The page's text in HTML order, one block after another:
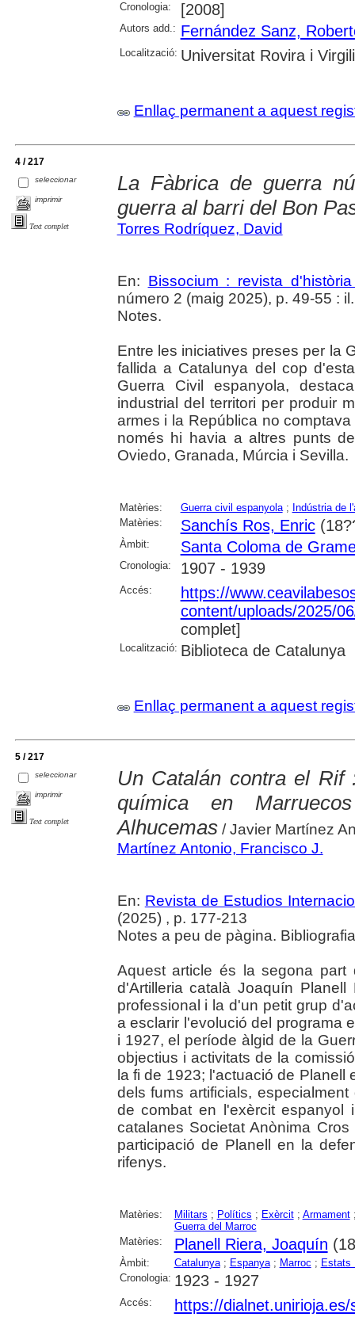
Cronologia: [2008]
Autors add.: Fernández Sanz,
Localització: Universitat Rovira i Virgili
Enllaç permanent a aquest
4 / 217
seleccionar
imprimir
Text complet
La Fàbrica de guerra
guerra al barri del Bon
Torres Rodríquez, David
En: Bissocium : revista
número 2 (maig 2025), p. 49-55 : il.
Notes.
Entre les iniciatives preses per la
fallida a Catalunya del cop
Guerra Civil espanyola,
industrial del territori per produir
armes i la República no
només hi havia a altres punts
Oviedo, Granada, Múrcia i Sevilla.
Matèries: Guerra civil espanyola; Indústria de
Matèries:
Sanchís Ros, Enric
Àmbit: Santa Coloma de
Cronologia: 1907 - 1939
Accés:
https://
content/uploads/2025/
complet]
Localització: Biblioteca de Catalunya
Enllaç permanent a aquest
5 / 217
seleccionar
imprimir
Text complet
Un Catalán contra el
química en
Alhucemas/ Javier Martínez
Martínez Antonio, Francisco J.
En: Revista de Estudios
(2025) , p. 177-213
Notes a peu de pàgina.
Aquest article és la segona
d'Artilleria català Joaquín
professional i la d'un petit grup
a esclarir l'evolució del programa
i 1927, el període àlgid de la
objectius i activitats de la
la fi de 1923; l'actuació de
dels fums artificials,
de combat en l'exèrcit espanyol
catalanes Societat Anònima
participació de Planell en la
rifenys.
Matèries: Militars ; Polítics ; Exèrcit; Armament
Guerra del Marroc
Matèries:
Planell Riera, Joaquín
Àmbit: Catalunya; Espanya; Marroc ; Estats
Cronologia: 1923 - 1927
Accés: https://